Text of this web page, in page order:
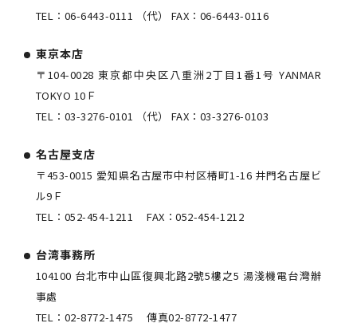
TEL： 06-6443-0111 （代） FAX： 06-6443-0116
東京本店
〒104-0028 東京都中央区八重洲2丁目1番1号 YANMAR
TOKYO 10Ｆ
TEL： 03-3276-0101 （代） FAX： 03-3276-0103
名古屋支店
〒453-0015 愛知県名古屋市中村区椿町1-16 井門名古屋ビ
ル9Ｆ
TEL： 052-454-1211 FAX：052-454-1212
台湾事務所
104100 台北市中山區復興北路2號5樓之5 湯淺機電台灣辦
事處
TEL： 02-8772-1475 傳真02-8772-1477